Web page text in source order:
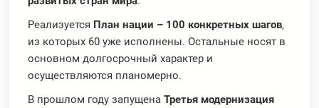
Реализуется План нации – 100 конкретных шагов,
из которых 60 уже исполнены. Остальные носят в
основном долгосрочный характер и
осуществляются планомерно.
В прошлом году запущенаТретья модернизация